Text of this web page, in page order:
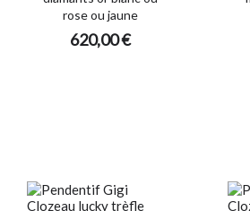
rose ou jaune
620,00 €